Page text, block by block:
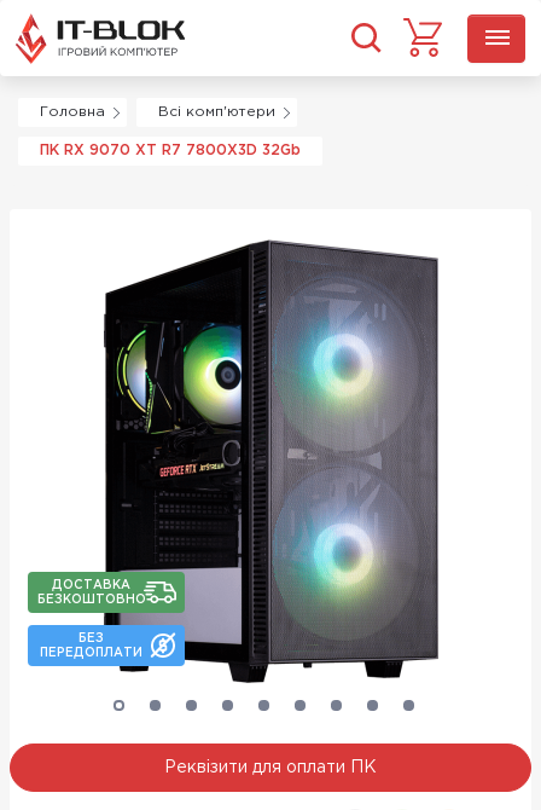
Головна Всі комп'ютери
ПК RX 9070 XT R7 7800X3D 32Gb
ДОСТАВКА
БЕЗКОШТОВНО
БЕЗ
ПЕРЕДОПЛАТИ
Реквізити для оплати ПК